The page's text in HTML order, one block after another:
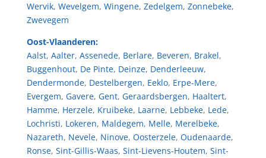
Wervik, Wevelgem, Wingene, Zedelgem, Zonnebeke,
Zwevegem
Oost-Vlaanderen:
Aalst, Aalter, Assenede, Berlare, Beveren, Brakel,
Buggenhout, De Pinte, Deinze, Denderleeuw,
Dendermonde, Destelbergen, Eeklo, Erpe-Mere,
Evergem, Gavere, Gent, Geraardsbergen, Haaltert,
Hamme, Herzele, Kruibeke, Laarne, Lebbeke, Lede,
Lochristi, Lokeren, Maldegem, Melle, Merelbeke,
Nazareth, Nevele, Ninove, Oosterzele, Oudenaarde,
Ronse, Sint-Gillis-Waas, Sint-Lievens-Houtem, Sint-